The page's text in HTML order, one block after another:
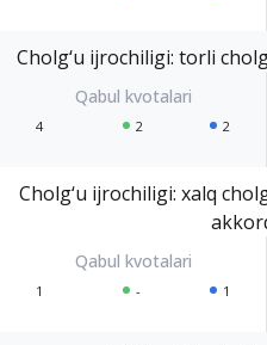
Cholg‘u ijrochiligi: torli
4 2 2
Cholg‘u ijrochiligi: xalq
1 - 1